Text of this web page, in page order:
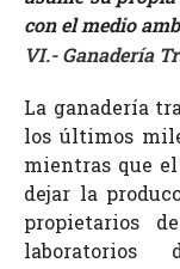
con el medio
VI.- Ganadería
La ganadería
los últimos
mientras que
dejar la
propietarios